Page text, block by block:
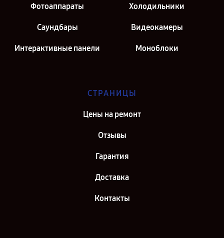
Фотоаппараты Холодильники
Саундбары Видеокамеры
Интерактивные панели Моноблоки
СТРАНИЦЫ
Цены на ремонт
Отзывы
Гарантия
Доставка
Контакты